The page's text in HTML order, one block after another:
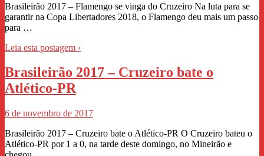
Brasileirão 2017 – Flamengo se vinga do Cruzeiro Na luta para se
garantir na Copa Libertadores 2018, o Flamengo deu mais um passo
para …
Leia esta postagem ›
Brasileirão 2017 – Cruzeiro bate o
Atlético-PR
6 de novembro de 2017
Brasileirão 2017 – Cruzeiro bate o Atlético-PR O Cruzeiro bateu o
Atlético-PR por 1 a 0, na tarde deste domingo, no Mineirão e